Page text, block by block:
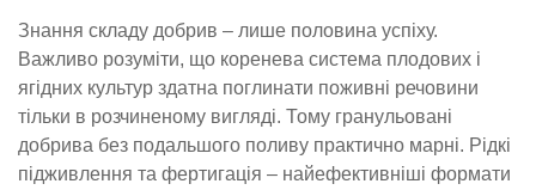
Знання складу добрив – лише половина успіху.
Важливо розуміти, що коренева система плодових і
ягідних культур здатна поглинати поживні речовини
тільки в розчиненому вигляді. Тому гранульовані
добрива без подальшого поливу практично марні. Рідкі
підживлення та фертигація – найефективніші формати